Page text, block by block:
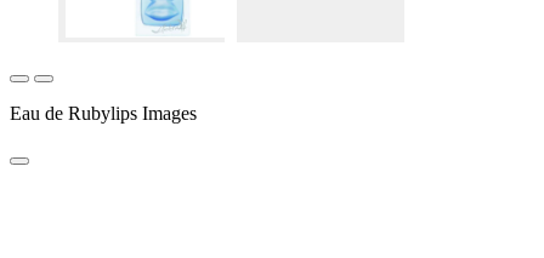
Eau de Rubylips Images